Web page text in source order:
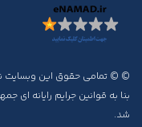
© © تمامی حقوق این وبسایت
شد.